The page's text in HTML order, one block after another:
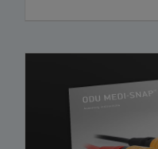
Schneller und
Steckverbinder der ODU-